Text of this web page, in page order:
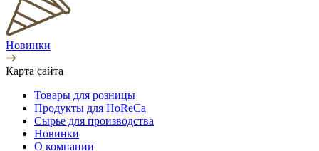
Новинки
Карта сайта
Товары для розницы
Продукты для HoReCa
Сырье для производства
Новинки
О компании